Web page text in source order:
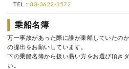
TEL： 03-3622-3572
乗船名簿
万一事故があった際に誰が乗船していたの
の提出をお願いしています。
下の乗船名簿から扱い易い方をお選び頂き
い。